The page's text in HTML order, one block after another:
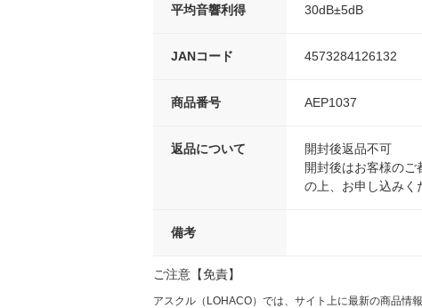
平均音響利得 30dB±5dB
JANコード 4573284126132
商品番号 AEP1037
返品について
開封後返品不可
開封後はお客様の
の上、お申し込みく
備考
ご注意【免責】
アスクル（LOHACO）では、サイト上に最新の商品情